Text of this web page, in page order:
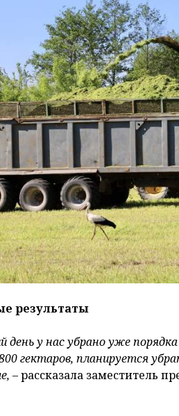
результаты
день у нас убрано уже
гектаров, планируется
– рассказала заместитель